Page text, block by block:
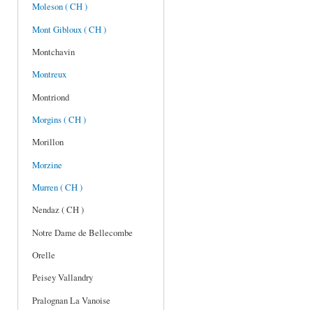
Moleson ( CH )
Mont Gibloux ( CH )
Montchavin
Montreux
Montriond
Morgins ( CH )
Morillon
Morzine
Murren ( CH )
Nendaz ( CH )
Notre Dame de Bellecombe
Orelle
Peisey Vallandry
Pralognan La Vanoise